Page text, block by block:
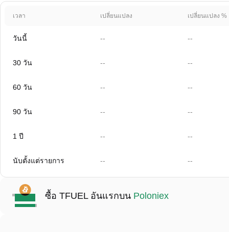
เวลา เปลี่ยนแปลง เปลี่ยนแปลง %
วันนี้ -- --
30 วัน -- --
60 วัน -- --
90 วัน -- --
1 ปี -- --
นับตั้งแต่รายการ -- --
ซื้อ TFUEL อันแรกบน Poloniex